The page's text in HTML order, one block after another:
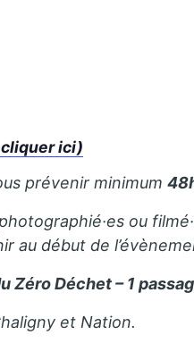
cliquer ici)
prévenir minimum
ou
au début de
Zéro Déchet – 1
et Nation.